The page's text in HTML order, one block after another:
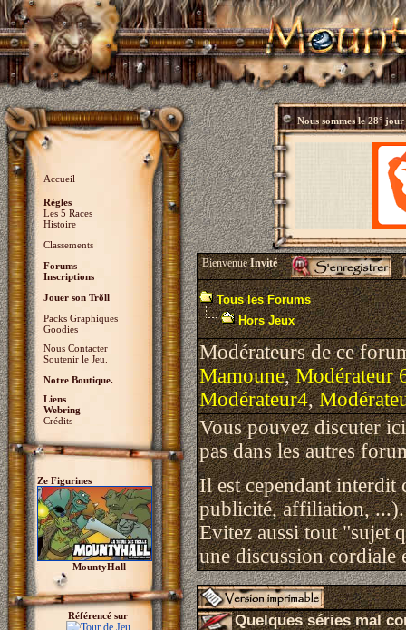
Accueil
Règles
Les 5 Races
Histoire
Classements
Forums
Inscriptions
Jouer son Trõll
Packs Graphiques
Goodies
Nous Contacter
Soutenir le Jeu.
Notre Boutique.
Liens
Webring
Crédits
Ze Figurines
MountyHall
Référencé sur
Nous sommes le28° jour
BienvenueInvité
Tous les Forums
Hors Jeux
Modérateurs de ce
Mamoune,Modérateur
Modérateur4,
Vous pouvez discuter
pas dans les autres
Il est cependant
publicité, affiliation, ...).
Evitez aussi tout "sujet
une discussion cordiale
Quelques séries mal